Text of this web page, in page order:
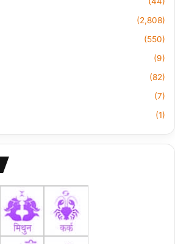
(2,808)
(550)
(9)
(82)
(7)
(1)